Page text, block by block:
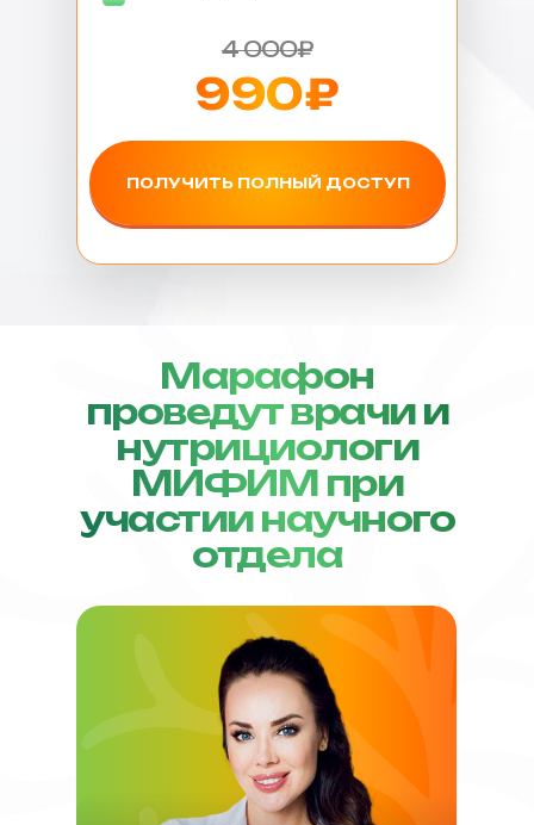
4 000₽
990₽
ПОЛУЧИТЬ ПОЛНЫЙ ДОСТУП
Марафон
проведут врачи и
нутрициологи
МИФИМ при
участии научного
отдела